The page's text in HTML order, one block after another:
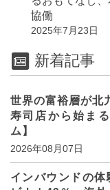
協働
2025年7月23日
新着記事
世界の富裕層が北
寿司店から始ま
ム】
2026年08月07日
インバウンドの体